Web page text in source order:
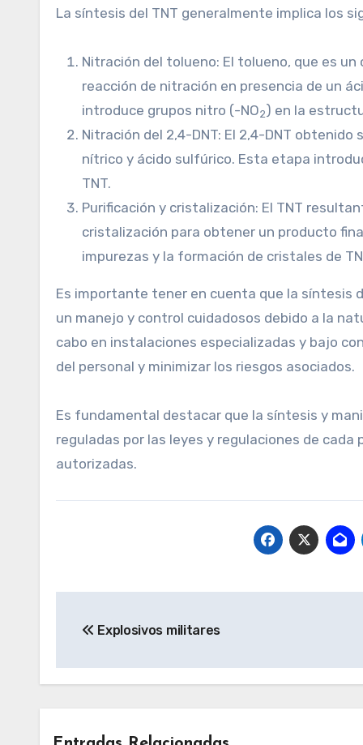
La síntesis del TNT generalmente implica los
Nitración del tolueno: El tolueno, que es
reacción de nitración en presencia de un
introduce grupos nitro (-NO2) en la
Nitración del 2,4-DNT: El 2,4-DNT
nítrico y ácido sulfúrico. Esta etapa
TNT.
Purificación y cristalización: El TNT
cristalización para obtener un producto
impurezas y la formación de cristales de
Es importante tener en cuenta que la síntesis
un manejo y control cuidadosos debido a la
cabo en instalaciones especializadas y bajo
del personal y minimizar los riesgos asociados.
Es fundamental destacar que la síntesis y
reguladas por las leyes y regulaciones de
autorizadas.
de
entradas
Explosivos militares